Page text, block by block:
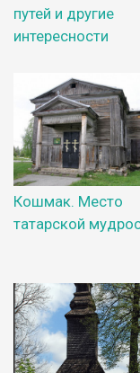
путей и другие
интересности
Кошмак. Место
татарской